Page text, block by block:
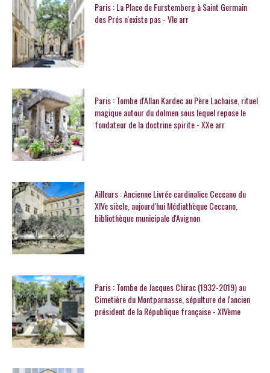
Paris : La Place de Furstemberg à Saint Germain
des Prés n'existe pas - VIe arr
Paris : Tombe d'Allan Kardec au Père Lachaise, rituel
magique autour du dolmen sous lequel repose le
fondateur de la doctrine spirite - XXe arr
Ailleurs : Ancienne Livrée cardinalice Ceccano du
XIVe siècle, aujourd'hui Médiathèque Ceccano,
bibliothèque municipale d'Avignon
Paris : Tombe de Jacques Chirac (1932-2019) au
Cimetière du Montparnasse, sépulture de l'ancien
président de la République française - XIVème